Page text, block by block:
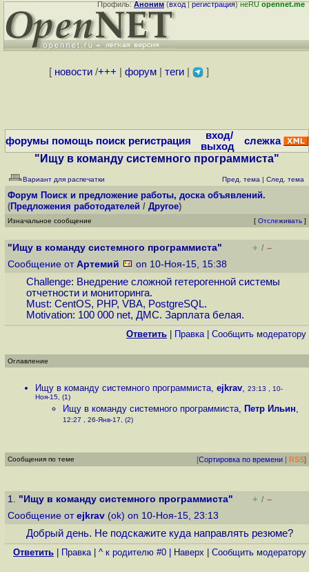
Профиль:Аноним(вход|регистрация)неRUopennet.me
[ новости/+++ форум| теги| ]
форумы помощь поиск регистрация
вход/
выход
слежка
"Ищу в команду системного программиста"
Вариант для распечатки Пред. тема | След. тема
Форум Поиск и предложение работы, доска объявлений.
(Предложения работодателей / Другое)
Изначальное сообщение [ Отслеживать ]
"Ищу в команду системного программиста" + / –
Сообщение от Артемий on 10-Ноя-15, 15:38
Challenge: Внедрение сложной гетерогенной системы
отчетности и мониторинга.
Must: CentOS, PHP, VBA, PostgreSQL.
Motivation: 100 000 net, ДМС. Зарплата белая.
Ответить Правка| Cообщить модератору
Оглавление
Ищу в команду системного программиста, ejkrav, 23:13 , 10-
Ноя-15, (1)
Ищу в команду системного программиста, Петр Ильин,
12:27 , 26-Янв-17, (2)
Сообщения по теме [Сортировка по времени | RSS]
1. "Ищу в команду системного программиста" + / –
Сообщение от ejkrav (ok) on 10-Ноя-15, 23:13
Добрый день. Не подскажите куда направлять резюме?
Ответить Правка| ^ к родителю #0 Наверх Cообщить модератору